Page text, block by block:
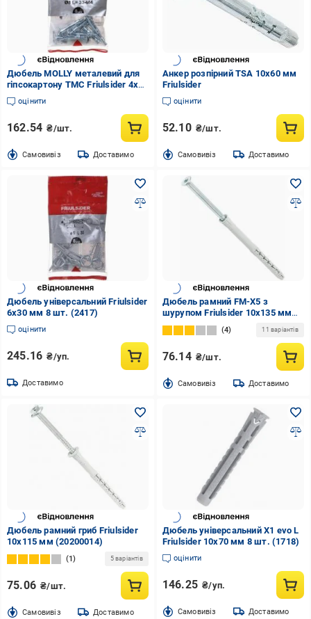
Дюбель MOLLY металевий для
гіпсокартону TMC Friulsider 4x41
мм 8 шт. (75001004038)
оцінити
162.54 ₴/шт.
Cамовивіз Доставимо
Анкер розпірний TSA 10x60 мм
Friulsider
оцінити
52.10 ₴/шт.
Cамовивіз Доставимо
Дюбель універсальний Friulsider
6x30 мм 8 шт. (2417)
оцінити
245.16 ₴/уп.
Доставимо
Дюбель рамний FM-X5 з
шурупом Friulsider 10x135 мм
(20200008)
4 11 варіантів
76.14 ₴/шт.
Cамовивіз Доставимо
Дюбель рамний гриб Friulsider
10x115 мм (20200014)
1 5 варіантів
75.06 ₴/шт.
Cамовивіз Доставимо
Дюбель універсальний X1 evo L
Friulsider 10x70 мм 8 шт. (1718)
оцінити
146.25 ₴/уп.
Cамовивіз Доставимо